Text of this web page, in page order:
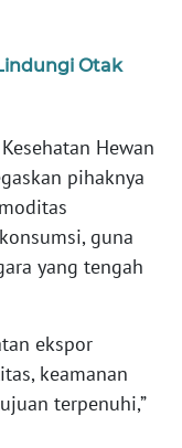
Otak
Hewan
pihaknya
guna
yang tengah
ekspor
keamanan
terpenuhi,”